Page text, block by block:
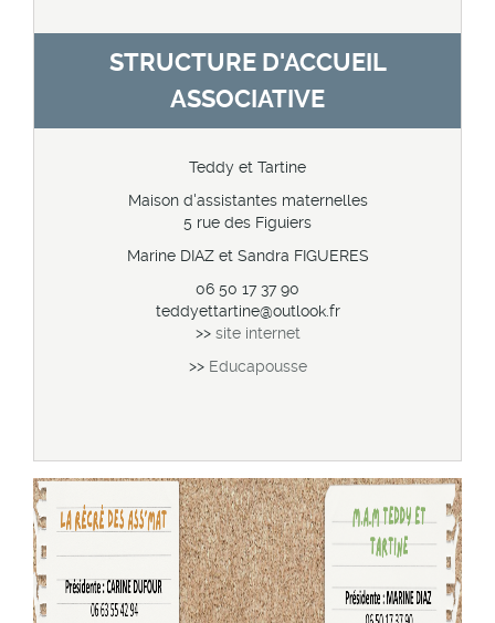
STRUCTURE D'ACCUEIL
ASSOCIATIVE
Teddy et Tartine
Maison d'assistantes maternelles
5 rue des Figuiers
Marine DIAZ et Sandra FIGUERES
06 50 17 37 90
teddyettartine@outlook.fr
>> site internet
>> Educapousse